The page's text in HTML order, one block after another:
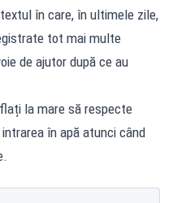
în care, în ultimele zile,
tot mai multe
de ajutor după ce au
la mare să respecte
în apă atunci când